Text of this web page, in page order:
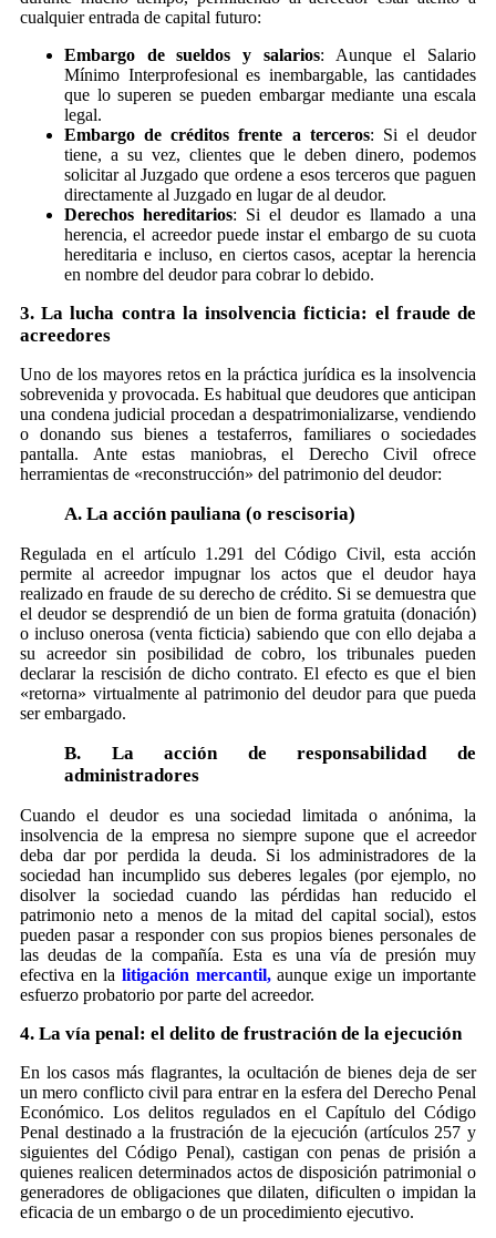
cualquier entrada de capital futuro:
Embargo de sueldos y salarios: Aunque el Salario
Mínimo Interprofesional es inembargable, las cantidades
que lo superen se pueden embargar mediante una escala
legal.
Embargo de créditos frente a terceros: Si el deudor
tiene, a su vez, clientes que le deben dinero, podemos
solicitar al Juzgado que ordene a esos terceros que paguen
directamente al Juzgado en lugar de al deudor.
Derechos hereditarios: Si el deudor es llamado a una
herencia, el acreedor puede instar el embargo de su cuota
hereditaria e incluso, en ciertos casos, aceptar la herencia
en nombre del deudor para cobrar lo debido.
3. La lucha contra la insolvencia ficticia: el fraude de
acreedores
Uno de los mayores retos en la práctica jurídica es la insolvencia
sobrevenida y provocada. Es habitual que deudores que anticipan
una condena judicial procedan a despatrimonializarse, vendiendo
o donando sus bienes a testaferros, familiares o sociedades
pantalla. Ante estas maniobras, el Derecho Civil ofrece
herramientas de «reconstrucción» del patrimonio del deudor:
A. La acción pauliana (o rescisoria)
Regulada en el artículo 1.291 del Código Civil, esta acción
permite al acreedor impugnar los actos que el deudor haya
realizado en fraude de su derecho de crédito. Si se demuestra que
el deudor se desprendió de un bien de forma gratuita (donación)
o incluso onerosa (venta ficticia) sabiendo que con ello dejaba a
su acreedor sin posibilidad de cobro, los tribunales pueden
declarar la rescisión de dicho contrato. El efecto es que el bien
«retorna» virtualmente al patrimonio del deudor para que pueda
ser embargado.
B. La acción de responsabilidad de
administradores
Cuando el deudor es una sociedad limitada o anónima, la
insolvencia de la empresa no siempre supone que el acreedor
deba dar por perdida la deuda. Si los administradores de la
sociedad han incumplido sus deberes legales (por ejemplo, no
disolver la sociedad cuando las pérdidas han reducido el
patrimonio neto a menos de la mitad del capital social), estos
pueden pasar a responder con sus propios bienes personales de
las deudas de la compañía. Esta es una vía de presión muy
efectiva en la litigación mercantil,aunque exige un importante
esfuerzo probatorio por parte del acreedor.
4. La vía penal: el delito de frustración de la ejecución
En los casos más flagrantes, la ocultación de bienes deja de ser
un mero conflicto civil para entrar en la esfera del Derecho Penal
Económico. Los delitos regulados en el Capítulo del Código
Penal destinado a la frustración de la ejecución (artículos 257 y
siguientes del Código Penal), castigan con penas de prisión a
quienes realicen determinados actos de disposición patrimonial o
generadores de obligaciones que dilaten, dificulten o impidan la
eficacia de un embargo o de un procedimiento ejecutivo.